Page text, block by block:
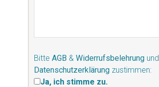
Bitte AGB & Widerrufsbelehrung und
Datenschutzerklärung zustimmen:
Ja, ich stimme zu.